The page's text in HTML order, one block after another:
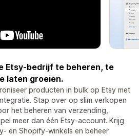
Etsy-bedrijf te beheren, te
laten groeien.
producten in bulk op Etsy met
Stap over op slim verkopen
het beheren van verzending,
meer dan één Etsy-account. Krijg
en Shopify-winkels en beheer